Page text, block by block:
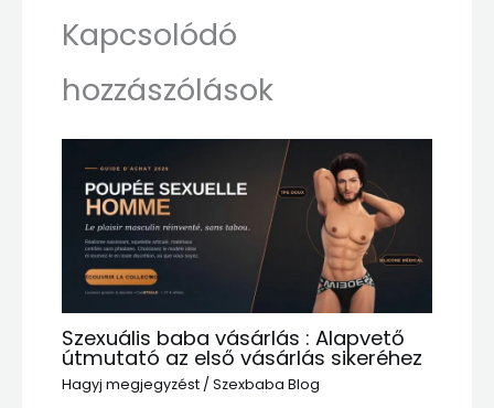
Kapcsolódó
hozzászólások
Szexuális baba vásárlás : Alapvető
útmutató az első vásárlás sikeréhez
Hagyj megjegyzést /Szexbaba Blog